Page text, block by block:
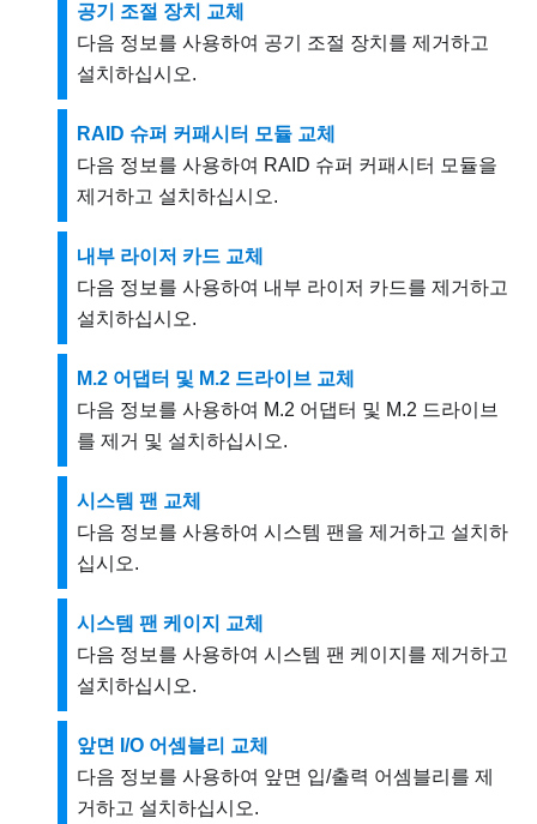
공기 조절 장치 교체
다음 정보를 사용하여 공기 조절 장치를 제거하고
설치하십시오.
RAID 슈퍼 커패시터 모듈 교체
다음 정보를 사용하여 RAID 슈퍼 커패시터 모듈을
제거하고 설치하십시오.
내부 라이저 카드 교체
다음 정보를 사용하여 내부 라이저 카드를 제거하고
설치하십시오.
M.2 어댑터 및 M.2 드라이브 교체
다음 정보를 사용하여 M.2 어댑터 및 M.2 드라이브
를 제거 및 설치하십시오.
시스템 팬 교체
다음 정보를 사용하여 시스템 팬을 제거하고 설치하
십시오.
시스템 팬 케이지 교체
다음 정보를 사용하여 시스템 팬 케이지를 제거하고
설치하십시오.
앞면 I/O 어셈블리 교체
다음 정보를 사용하여 앞면 입/출력 어셈블리를 제
거하고 설치하십시오.